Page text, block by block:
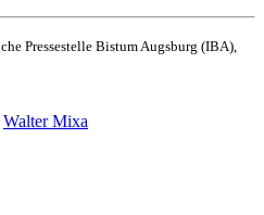
Pressestelle Bistum Augsburg (IBA),
Walter Mixa